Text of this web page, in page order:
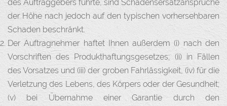
des Auftraggebers führte, sind Schadensersatzansprüche
der Höhe nach jedoch auf den typischen vorhersehbaren
Schaden beschränkt.
Der Auftragnehmer haftet Ihnen außerdem (i) nach den
Vorschriften des Produkthaftungsgesetzes; (ii) in Fällen
des Vorsatzes und (iii) der groben Fahrlässigkeit, (iv) für die
Verletzung des Lebens, des Körpers oder der Gesundheit;
(v) bei Übernahme einer Garantie durch den